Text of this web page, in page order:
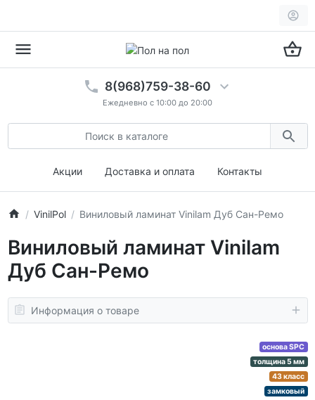
8(968)759-38-60
Ежедневно с 10:00 до 20:00
Акции Доставка и оплата Контакты
VinilPol Виниловый ламинат Vinilam Дуб Сан-Ремо
Виниловый ламинат Vinilam
Дуб Сан-Ремо
Информация о товаре
основа SPC
толщина 5 мм
43 класс
замковый